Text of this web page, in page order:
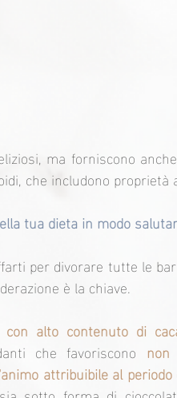
ma forniscono
che includono
tua dieta in modo
per divorare tutte le
è la chiave.
alto contenuto di
che favoriscono
attribuibile al